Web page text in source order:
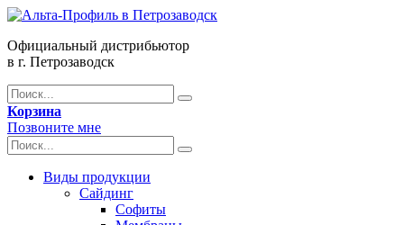
Официальный дистрибьютор
в г. Петрозаводск
Корзина
Позвоните мне
Виды продукции
Сайдинг
Софиты